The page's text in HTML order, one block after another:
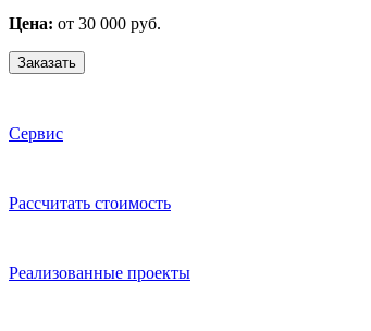
Цена: от 30 000 руб.
Заказать
Сервис
Расcчитать стоимость
Реализованные проекты